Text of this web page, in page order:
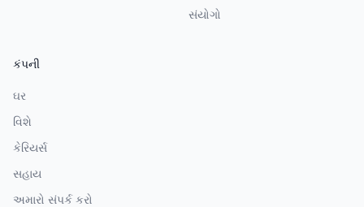
સંયોગો
કંપની
ઘર
વિશે
કેરિયર્સ
સહાય
અમારો સંપર્ક કરો